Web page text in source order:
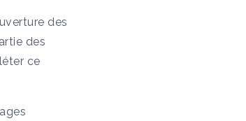
des
des
ce